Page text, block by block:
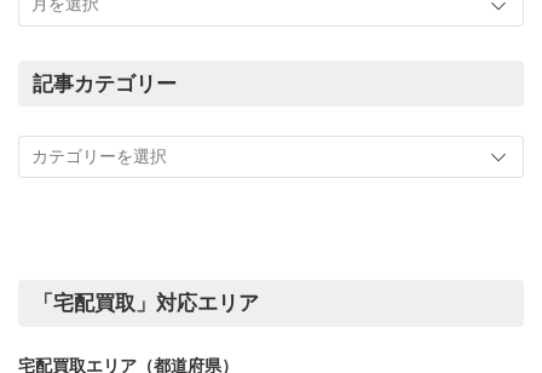
ま
の
績
記事カテゴリー
カ
「宅配買取」対応エリア
宅配買取エリア（都道府県）